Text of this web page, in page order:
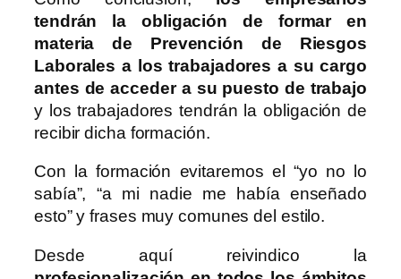
tendrán la obligación de formar en
materia de Prevención de Riesgos
Laborales a los trabajadores a su cargo
antes de acceder a su puesto de trabajo
y los trabajadores tendrán la obligación de
recibir dicha formación.
Con la formación evitaremos el “yo no lo
sabía”, “a mi nadie me había enseñado
esto” y frases muy comunes del estilo.
Desde aquí reivindico la